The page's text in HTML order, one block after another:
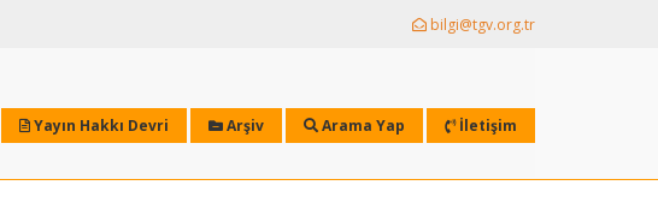
bilgi@tgv.org.tr
Yayın Hakkı Devri Arşiv Arama Yap İletişim